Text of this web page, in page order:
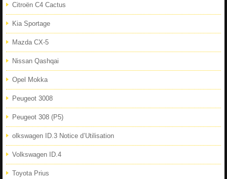
Citroën C4 Cactus
Kia Sportage
Mazda CX-5
Nissan Qashqai
Opel Mokka
Peugeot 3008
Peugeot 308 (P5)
olkswagen ID.3 Notice d’Utilisation
Volkswagen ID.4
Toyota Prius